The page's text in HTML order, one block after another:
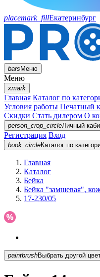
placemark_fillЕкатеринбург
barsМеню
Меню
xmark
Главная Каталог по
Условия работы Печатный
Скидки Стать дилером О
person_crop_circleЛичный
Регистрация Вход
book_circleКаталог по
Главная
Каталог
Бейка
Бейка "замшевая",
17-230/05
paintbrush Выбрать другой